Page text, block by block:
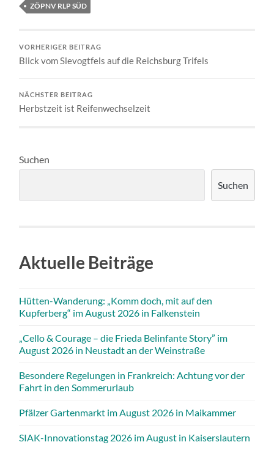
ZÖPNV RLP SÜD
VORHERIGER BEITRAG
Blick vom Slevogtfels auf die Reichsburg Trifels
NÄCHSTER BEITRAG
Herbstzeit ist Reifenwechselzeit
Suchen
Suchen
Aktuelle Beiträge
Hütten-Wanderung: „Komm doch, mit auf den
Kupferberg“ im August 2026 in Falkenstein
„Cello & Courage – die Frieda Belinfante Story” im
August 2026 in Neustadt an der Weinstraße
Besondere Regelungen in Frankreich: Achtung vor der
Fahrt in den Sommerurlaub
Pfälzer Gartenmarkt im August 2026 in Maikammer
SIAK-Innovationstag 2026 im August in Kaiserslautern